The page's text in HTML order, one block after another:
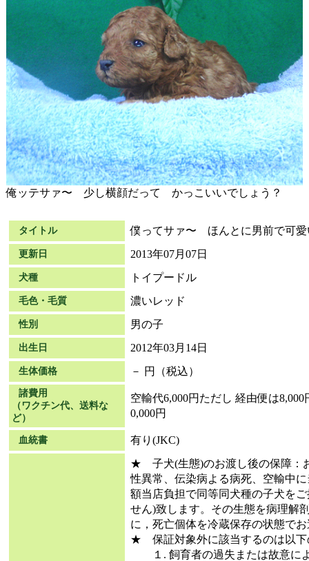
俺ッテサァ〜 少し横顔だって かっこいいでしょう？
タイトル 僕ってサァ〜 ほんとに男前で可愛
更新日 2013年07月07日
犬種 トイプードル
毛色・毛質 濃いレッド
性別 男の子
出生日 2012年03月14日
生体価格 － 円（税込）
諸費用
（ワクチン代、送料な
ど）
空輸代6,000円ただし 経由便は
0,000円
血統書 有り(JKC)
★ 子犬(生態)のお渡し後の保障：
性異常、伝染病よる病死、空輸中
額当店負担で同等同犬種の子犬を
せん)致します。その生態を病理解
に，死亡個体を冷蔵保存の状態で
★ 保証対象外に該当するのは以下
１. 飼育者の過失または故意に